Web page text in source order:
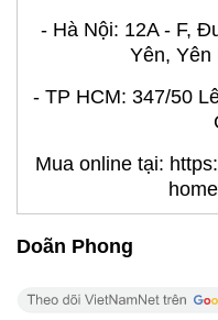
- Hà Nội: 12A - F,
Yên,
- TP HCM: 347/50
Mua online tại:
Doãn Phong